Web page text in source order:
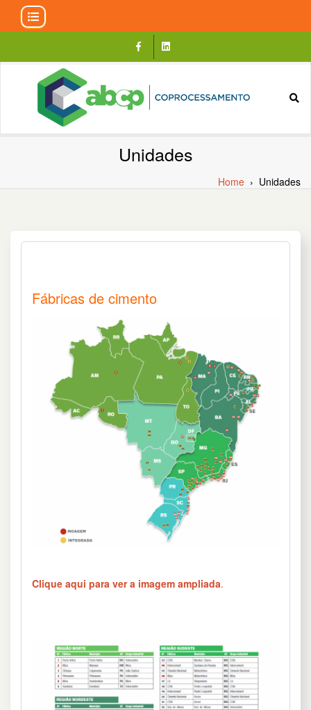
content
Unidades
Home › Unidades
Fábricas de cimento
Clique aqui para ver a imagem ampliada.